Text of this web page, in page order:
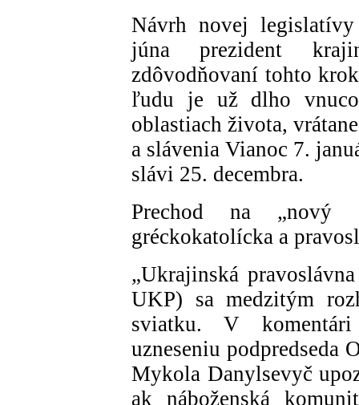
Návrh novej
júna prezident
zdôvodňovaní tohto
ľudu je už dlho
oblastiach života,
a slávenia Vianoc 7.
slávi 25. decembra.
Prechod na „nový
gréckokatolícka a
„Ukrajinská
UKP) sa medzitým
sviatku. V komentári
uzneseniu
Mykola Danylsevyč
ak náboženská